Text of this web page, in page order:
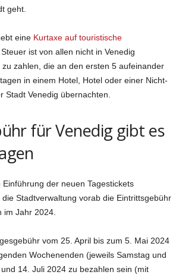
geht.
eine Kurtaxe auf touristische
Steuer ist von allen nicht in Venedig
zahlen, die an den ersten 5 aufeinander
in einem Hotel, Hotel oder einer Nicht-
Stadt Venedig übernachten.
für Venedig gibt es
der neuen Tagestickets
Stadtverwaltung vorab die Eintrittsgebühr
im Jahr 2024.
vom 25. April bis zum 5. Mai 2024
Wochenenden (jeweils Samstag und
14. Juli 2024 zu bezahlen sein (mit